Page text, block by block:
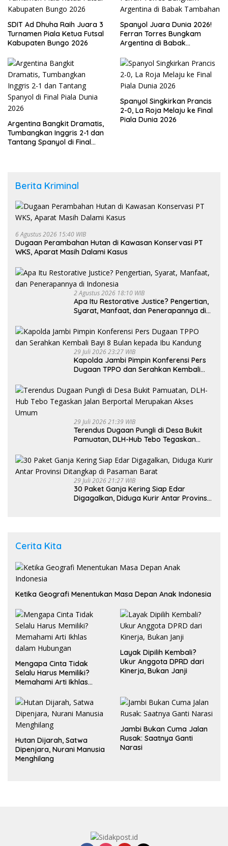
SDIT Ad Dhuha Raih Juara 3
Turnamen Piala Ketua Futsal
Kabupaten Bungo 2026
Spanyol Juara Dunia 2026!
Ferran Torres Bungkam
Argentina di Babak
Argentina Bangkit Dramatis,
Tumbangkan Inggris 2-1 dan
Tantang Spanyol di Final
Spanyol Singkirkan Prancis
2-0, La Roja Melaju ke Final
Piala Dunia 2026
Berita Kriminal
6 Agustus 2026 15:40 WIB
Dugaan Perambahan Hutan di Kawasan Konservasi PT
WKS, Aparat Masih Dalami Kasus
2 Agustus 2026 18:10 WIB
Apa Itu Restorative Justice? Pengertian,
Syarat, Manfaat, dan Penerapannya di
29 Juli 2026 23:27 WIB
Kapolda Jambi Pimpin Konferensi Pers
Dugaan TPPO dan Serahkan Kembali
29 Juli 2026 21:39 WIB
Terendus Dugaan Pungli di Desa Bukit
Pamuatan, DLH-Hub Tebo Tegaskan
Umum
29 Juli 2026 21:27 WIB
30 Paket Ganja Kering Siap Edar
Digagalkan, Diduga Kurir Antar Provinsi
Cerita Kita
Ketika Geografi Menentukan Masa Depan Anak Indonesia
Mengapa Cinta Tidak
Selalu Harus Memiliki?
Memahami Arti Ikhlas
Layak Dipilih Kembali?
Ukur Anggota DPRD dari
Kinerja, Bukan Janji
Hutan Dijarah, Satwa
Dipenjara, Nurani Manusia
Menghilang
Jambi Bukan Cuma Jalan
Rusak: Saatnya Ganti
Narasi